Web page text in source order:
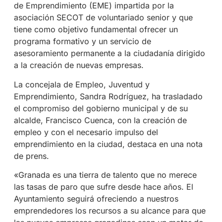
de Emprendimiento (EME) impartida por la
asociación SECOT de voluntariado senior y que
tiene como objetivo fundamental ofrecer un
programa formativo y un servicio de
asesoramiento permanente a la ciudadanía dirigido
a la creación de nuevas empresas.
La concejala de Empleo, Juventud y
Emprendimiento, Sandra Rodríguez, ha trasladado
el compromiso del gobierno municipal y de su
alcalde, Francisco Cuenca, con la creación de
empleo y con el necesario impulso del
emprendimiento en la ciudad, destaca en una nota
de prens.
«Granada es una tierra de talento que no merece
las tasas de paro que sufre desde hace años. El
Ayuntamiento seguirá ofreciendo a nuestros
emprendedores los recursos a su alcance para que